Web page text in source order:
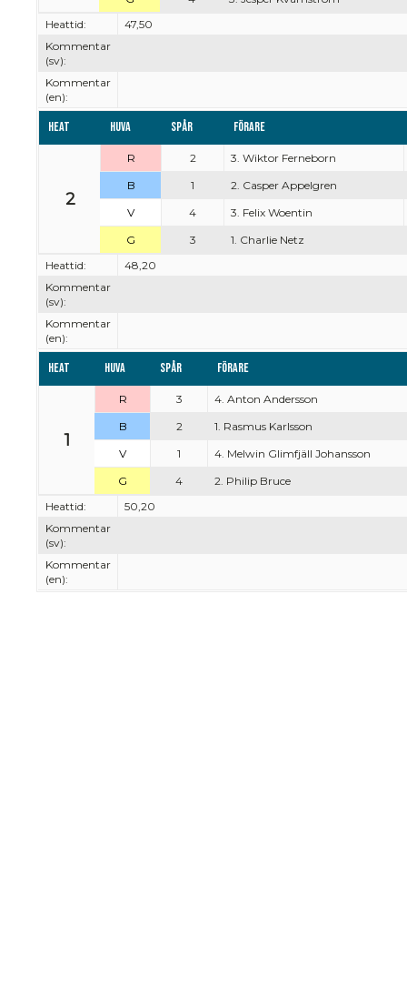
Heattid:
47,50
Kommentar
(sv):
Kommentar
(en):
Heat Huva Spår Förare
2
R 2
3. Wiktor Ferneborn
B
1
2. Casper Appelgren
V
4
3. Felix Woentin
G
3
1. Charlie Netz
Heattid:
48,20
Kommentar
(sv):
Kommentar
(en):
Heat Huva Spår Förare
1
R 3
4. Anton Andersson
B
2
1. Rasmus Karlsson
V
1
4. Melwin Glimfjäll Johansson
G
4
2. Philip Bruce
Heattid:
50,20
Kommentar
(sv):
Kommentar
(en):